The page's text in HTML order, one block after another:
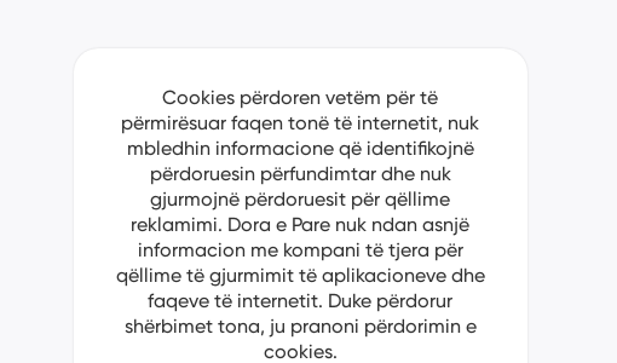
Cookies përdoren vetëm për të
përmirësuar faqen tonë të internetit, nuk
mbledhin informacione që identifikojnë
përdoruesin përfundimtar dhe nuk
gjurmojnë përdoruesit për qëllime
reklamimi. Dora e Pare nuk ndan asnjë
informacion me kompani të tjera për
qëllime të gjurmimit të aplikacioneve dhe
faqeve të internetit. Duke përdorur
shërbimet tona, ju pranoni përdorimin e
cookies.